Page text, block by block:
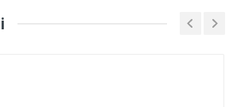
nije ocenjen. Budite prvi koji će ga